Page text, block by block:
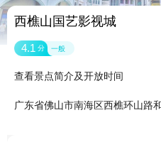
西樵山国艺影视城
4.1 分 一般
查看景点简介及开放时间
广东省佛山市南海区西樵环山路